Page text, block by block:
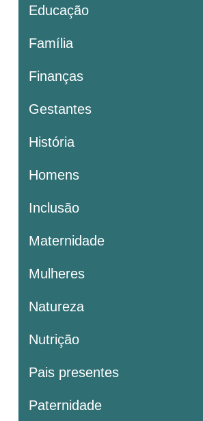
Educação
Família
Finanças
Gestantes
História
Homens
Inclusão
Maternidade
Mulheres
Natureza
Nutrição
Pais presentes
Paternidade